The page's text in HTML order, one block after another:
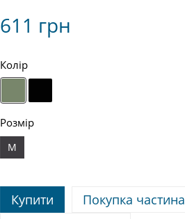
611 грн
Колір
Розмір
M
Купити
Покупка